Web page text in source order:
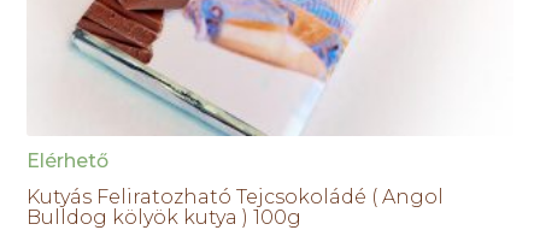
Elérhető
Kutyás Feliratozható Tejcsokoládé ( Angol
Bulldog kölyök kutya ) 100g